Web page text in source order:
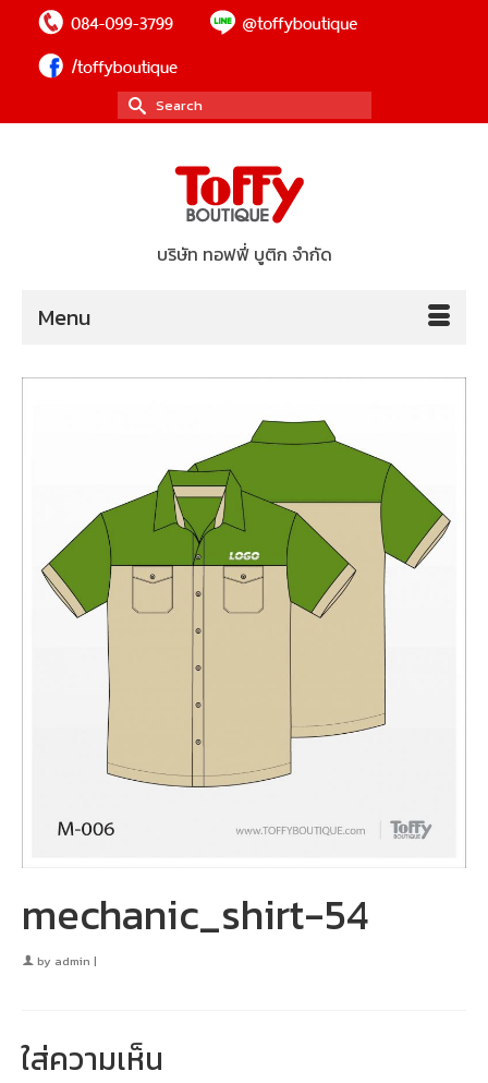
Search
for:
บริษัท ทอฟฟี่ บูติก จำกัด
Menu
mechanic_shirt-54
by admin |
ใส่ความเห็น